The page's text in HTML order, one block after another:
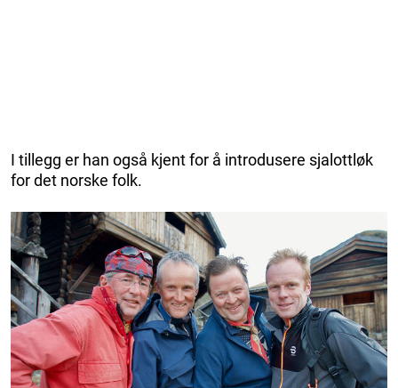
I tillegg er han også kjent for å introdusere sjalottløk
for det norske folk.